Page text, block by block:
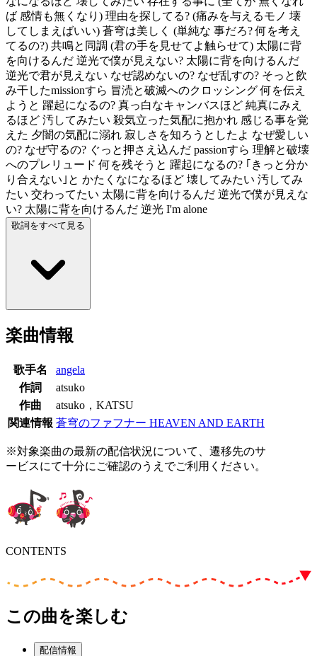
ば 感情も無くなり) 理由を探してる? (痛みを与えるモノ 壊
してしまえばいい) 蒼穹は美しく (単純な 事だろ? 何を考え
てるの?) 共鳴と同調 (君の手を見せてよ触らせて) 太陽に背
を向けるんだ 逆光で僕が見えない? 太陽に背を向けるんだ
逆光で君が見えない なぜ認めないの? なぜ乱すの? そっと飲
み干したmissionすら 冒涜と破滅へのクロッシング 何を伝え
ようと 躍起になるの? 真っ白なキャンバスほど 純真にみえ
るほど 汚してみたい 殺気立った気配に抱かれ 感じる事を覚
えた 夕闇の気配に溺れ 寂しさを知ろうとしたよ なぜ愛しい
の? なぜ守るの? ぐっと押さえ込んだ passionすら 理解と破壊
へのプレリュード 何を残そうと 躍起になるの? ｢きっと分か
り合えない｣と かたくなになるほど 壊してみたい 汚してみ
たい 交わってたい 太陽に背を向けるんだ 逆光で僕が見えな
い? 太陽に背を向けるんだ 逆光 I'm alone
歌詞をすべて見る
楽曲情報
歌手名
angela
作詞
atsuko
作曲
atsuko，KATSU
関連情報 蒼穹のファフナー HEAVEN AND EARTH
※対象楽曲の最新の配信状況について、遷移先のサ
ービスにて十分にご確認のうえでご利用ください。
CONTENTS
この曲を楽しむ
配信情報